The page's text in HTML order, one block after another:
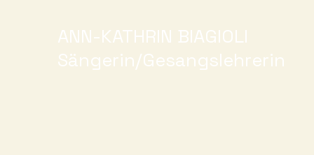
ANN-KATHRIN BIAGIOLI
Sängerin/Gesangslehrerin